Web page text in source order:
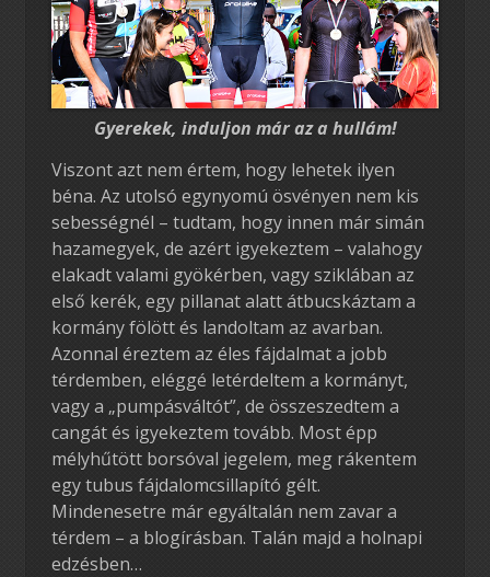
Gyerekek, induljon már az a hullám!
Viszont azt nem értem, hogy lehetek ilyen
béna. Az utolsó egynyomú ösvényen nem kis
sebességnél – tudtam, hogy innen már simán
hazamegyek, de azért igyekeztem – valahogy
elakadt valami gyökérben, vagy sziklában az
első kerék, egy pillanat alatt átbucskáztam a
kormány fölött és landoltam az avarban.
Azonnal éreztem az éles fájdalmat a jobb
térdemben, eléggé letérdeltem a kormányt,
vagy a „pumpásváltót”, de összeszedtem a
cangát és igyekeztem tovább. Most épp
mélyhűtött borsóval jegelem, meg rákentem
egy tubus fájdalomcsillapító gélt.
Mindenesetre már egyáltalán nem zavar a
térdem – a blogírásban. Talán majd a holnapi
edzésben…